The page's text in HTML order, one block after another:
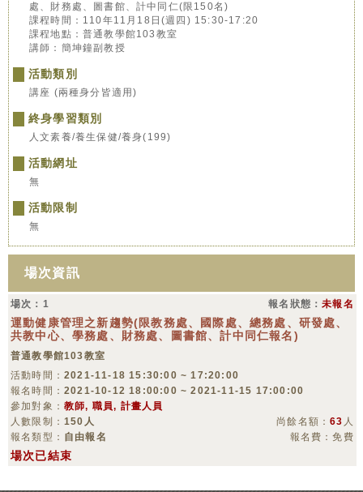
處、財務處、圖書館、計中同仁(限150名)
課程時間：110年11月18日(週四) 15:30-17:20
課程地點：普通教學館103教室
講師：簡坤鐘副教授
活動類別
講座 (兩種身分皆適用)
終身學習類別
人文素養/養生保健/養身(199)
活動網址
無
活動限制
無
場次資訊
場次：1 報名狀態：未報名
運動健康管理之新趨勢(限教務處、國際處、總務處、研發處、
共教中心、學務處、財務處、圖書館、計中同仁報名)
普通教學館103教室
活動時間： 2021-11-18 15:30:00 ~ 17:20:00
報名時間： 2021-10-12 18:00:00 ~ 2021-11-15 17:00:00
參加對象： 教師, 職員, 計畫人員
人數限制： 150人 尚餘名額：63 人
報名類型： 自由報名 報名費：免費
場次已結束